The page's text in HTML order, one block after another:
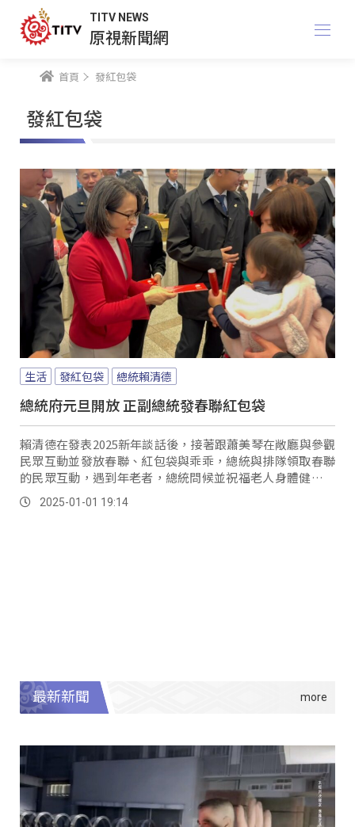
TITV NEWS
原視新聞網
首頁 發紅包袋
發紅包袋
生活 發紅包袋 總統賴清德
總統府元旦開放 正副總統發春聯紅包袋
賴清德在發表2025新年談話後，接著跟蕭美琴在敞廳與參觀
民眾互動並發放春聯、紅包袋與乖乖，總統與排隊領取春聯
的民眾互動，遇到年老者，總統問候並祝福老人身體健康，
也對小孩擺出擊掌姿勢，現場氣氛輕鬆。
2025-01-01 19:14
最新新聞